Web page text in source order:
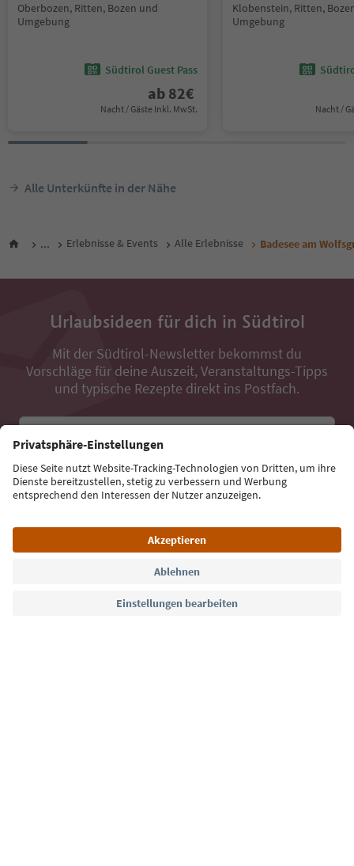
Oberbozen, Ritten, Bozen und
Umgebung
Südtirol Guest Pass
ab 82€
Nacht / Gäste Inkl. MwSt.
Klobenstein, Ritten,
Umgebung
Nacht /
Alle Unterkünfte in der Nähe
... Erlebnisse & Events Alle Erlebnisse Badesee am
Urlaubsideen für dich in Südtirol
Mit der Südtirol-Newsletter bekommst du
Vorschläge für deine Auszeit, Veranstaltungs-Tipps
und typische Rezepte direkt ins Postfach.
Jetzt anmelden